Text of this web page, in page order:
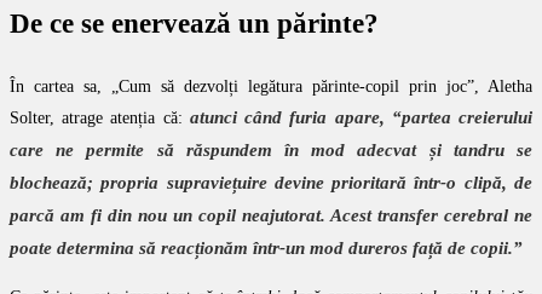
De ce se enervează un părinte?
În cartea sa, „Cum să dezvolți legătura părinte-copil prin joc”, Aletha
Solter, atrage atenția că: atunci când furia apare, “partea creierului
care ne permite să răspundem în mod adecvat și tandru se
blochează; propria supraviețuire devine prioritară într-o clipă, de
parcă am fi din nou un copil neajutorat. Acest transfer cerebral ne
poate determina să reacționăm într-un mod dureros față de copii.”